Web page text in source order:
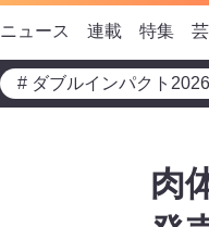
ニュース 連載 特集
# ダブルインパクト2026
肉